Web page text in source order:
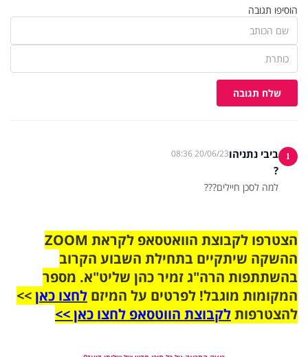
הוסיפו תגובה
שלח תגובה
1 ביבי נתניהו20/06/23 08:36
?
למה לסכן חיילים???
הצטרפו לקבוצת הוואטסאפ לקראת ZOOM
ההשקה שיתקיים בתחילת השבוע הקרוב
בהשתתפות הרה"ג זמיר כהן שליט"א. מספר
המקומות מוגבל! לפרטים על המיזם לחצו כאן>>
להצטרפותלקבוצת הווטסאפ לחצו כאן >>